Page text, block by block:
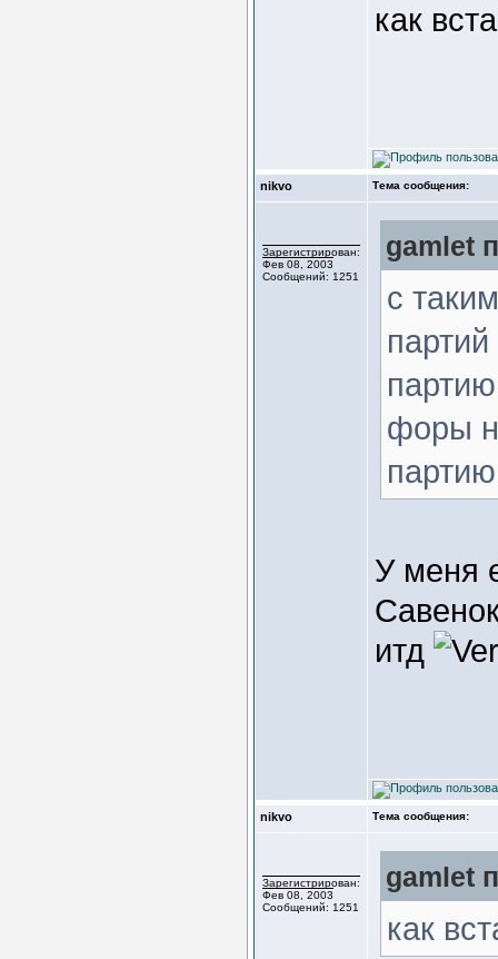
как
nikvo Тема сообщения:
Зарегистрирован:
Фев 08, 2003
Сообщений: 1251
gamlet
с
форы
У меня
итд
nikvo Тема сообщения:
Зарегистрирован:
Фев 08, 2003
Сообщений: 1251
gamlet
как